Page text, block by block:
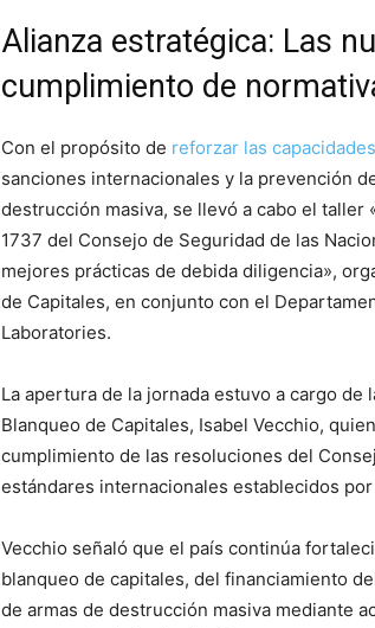
Alianza estratégica: Las
cumplimiento de
Con el propósito de reforzar las capacidades
sanciones internacionales y la prevención
destrucción masiva, se llevó a cabo el
1737 del Consejo de Seguridad de las
mejores prácticas de debida diligencia»,
de Capitales, en conjunto con el
Laboratories.
La apertura de la jornada estuvo a cargo
Blanqueo de Capitales, Isabel Vecchio,
cumplimiento de las resoluciones del
estándares internacionales establecidos
Vecchio señaló que el país continúa
blanqueo de capitales, del financiamiento
de armas de destrucción masiva mediante